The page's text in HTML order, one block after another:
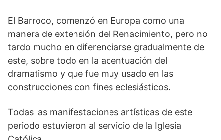
El Barroco, comenzó en Europa como una
manera de extensión del Renacimiento, pero no
tardo mucho en diferenciarse gradualmente de
este, sobre todo en la acentuación del
dramatismo y que fue muy usado en las
construcciones con fines eclesiásticos.
Todas las manifestaciones artísticas de este
periodo estuvieron al servicio de la Iglesia